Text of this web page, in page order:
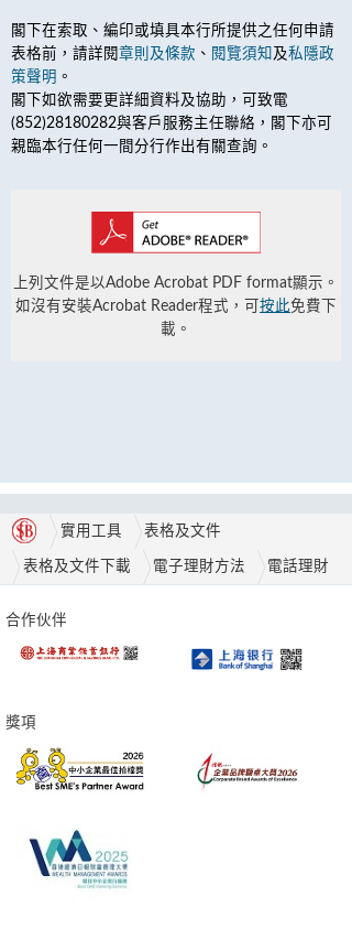
閣下在索取、編印或填具本行所提供之任何申請
表格前，請詳閱章則及條款 、 閱覽須知 及私隱政
策聲明 。
閣下如欲需要更詳細資料及協助，可致電
(852)28180282與客戶服務主任聯絡，閣下亦可
親臨本行任何一間分行作出有關查詢。
上列文件是以Adobe Acrobat PDF format顯示。
如沒有安裝Acrobat Reader程式，可 按此免費下
載。
實用工具 表格及文件
表格及文件下載 電子理財方法 電話理財
合作伙伴
獎項